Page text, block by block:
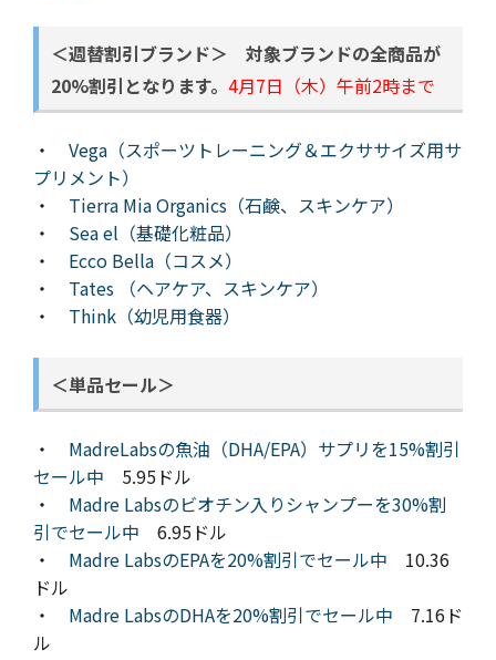
＜週替割引ブランド＞ 対象ブランドの全商品が
20%割引となります。 4月7日（木）午前2時まで
・ Vega（スポーツトレーニング＆エクササイズ用サ
プリメント）
・ Tierra Mia Organics（石鹸、スキンケア）
・ Sea el（基礎化粧品）
・ Ecco Bella（コスメ）
・ Tates （ヘアケア、スキンケア）
・ Think（幼児用食器）
＜単品セール＞
・ MadreLabsの魚油（DHA/EPA）サプリを15%割引
セール中 5.95ドル
・ Madre Labsのビオチン入りシャンプーを30%割
引でセール中 6.95ドル
・ Madre LabsのEPAを20%割引でセール中 10.36
ドル
・ Madre LabsのDHAを20%割引でセール中 7.16ド
ル